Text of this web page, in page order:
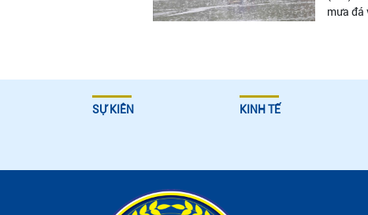
mưa đá
SỰ KIÊN KINH TẾ